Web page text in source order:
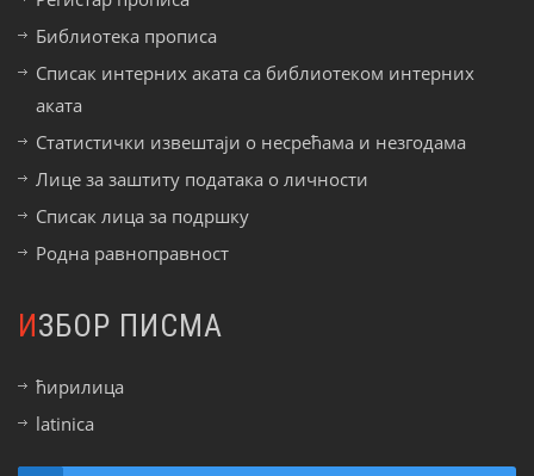
Библиотека прописа
Списак интерних аката са библиотеком интерних
аката
Статистички извештаји о несрећама и незгодама
Лице за заштиту података о личности
Списак лица за подршку
Родна равноправност
ИЗБОР ПИСМА
ћирилица
latinica